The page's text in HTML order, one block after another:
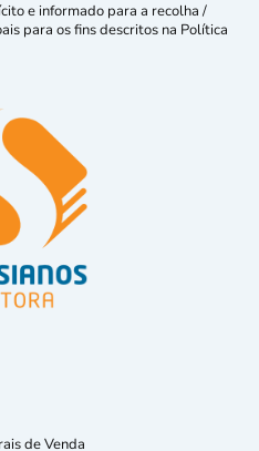
e informado para a recolha /
para os fins descritos na Política
de Venda